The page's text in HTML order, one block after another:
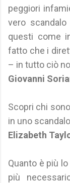
peggiori
vero
questi come
fatto che i
– in tutto ciò
Giovanni
Scopri chi
in uno
Elizabeth
Quanto è più
più